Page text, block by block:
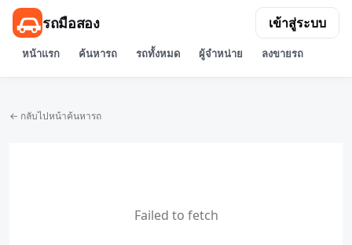
รถมือสอง
หน้าแรก ค้นหารถ รถทั้งหมด ผู้จำหน่าย ลงขายรถ
เข้าสู่ระบบ
← กลับไปหน้าค้นหารถ
Failed to fetch